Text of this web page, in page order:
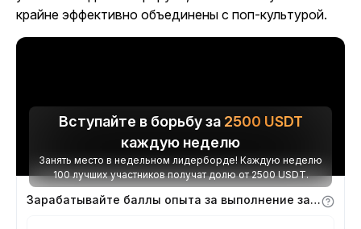
крайне эффективно объединены с поп-культурой.
Вступайте в борьбу за 2500 USDT
каждую неделю
Занять место в недельном лидерборде! Каждую неделю
100 лучших участников получат долю от 2500 USDT.
Зарабатывайте баллы опыта за выполнение заданий